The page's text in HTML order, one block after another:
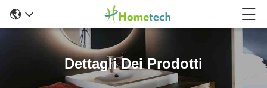
Dettagli Dei Prodotti